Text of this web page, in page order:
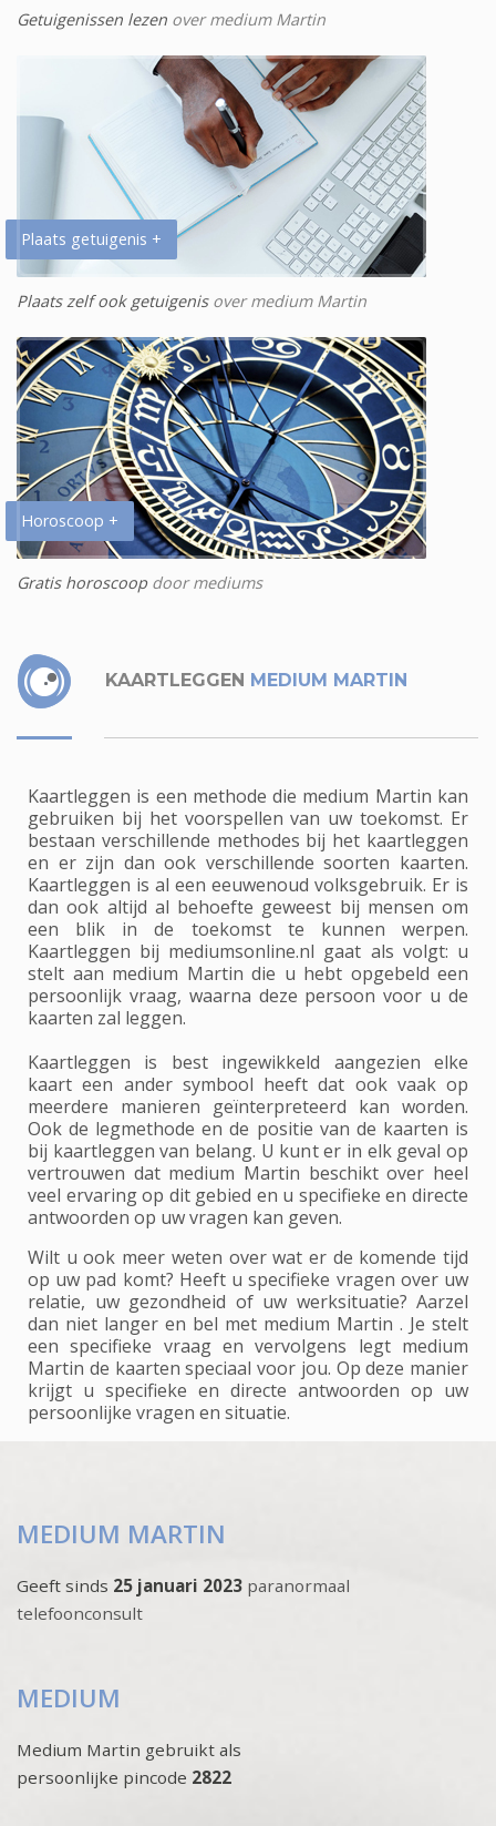
Getuigenissen lezen over medium Martin
Plaats getuigenis +
Plaats zelf ook getuigenisover medium Martin
Horoscoop +
Gratis horoscoopdoor mediums
KAARTLEGGEN MEDIUM MARTIN
Kaartleggen is een methode die medium Martin kan
gebruiken bij het voorspellen van uw toekomst. Er
bestaan verschillende methodes bij het kaartleggen
en er zijn dan ook verschillende soorten kaarten.
Kaartleggen is al een eeuwenoud volksgebruik. Er is
dan ook altijd al behoefte geweest bij mensen om
een blik in de toekomst te kunnen werpen.
Kaartleggen bij mediumsonline.nl gaat als volgt: u
stelt aan medium Martin die u hebt opgebeld een
persoonlijk vraag, waarna deze persoon voor u de
kaarten zal leggen.
Kaartleggen is best ingewikkeld aangezien elke
kaart een ander symbool heeft dat ook vaak op
meerdere manieren geïnterpreteerd kan worden.
Ook de legmethode en de positie van de kaarten is
bij kaartleggen van belang. U kunt er in elk geval op
vertrouwen dat medium Martin beschikt over heel
veel ervaring op dit gebied en u specifieke en directe
antwoorden op uw vragen kan geven.
Wilt u ook meer weten over wat er de komende tijd
op uw pad komt? Heeft u specifieke vragen over uw
relatie, uw gezondheid of uw werksituatie? Aarzel
dan niet langer en bel met medium Martin . Je stelt
een specifieke vraag en vervolgens legt medium
Martin de kaarten speciaal voor jou. Op deze manier
krijgt u specifieke en directe antwoorden op uw
persoonlijke vragen en situatie.
MEDIUM MARTIN
Geeft sinds 25 januari 2023 paranormaal
telefoonconsult
MEDIUM
Medium Martin gebruikt als
persoonlijke pincode 2822